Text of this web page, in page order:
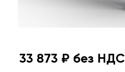
33 873 ₽ без НДС